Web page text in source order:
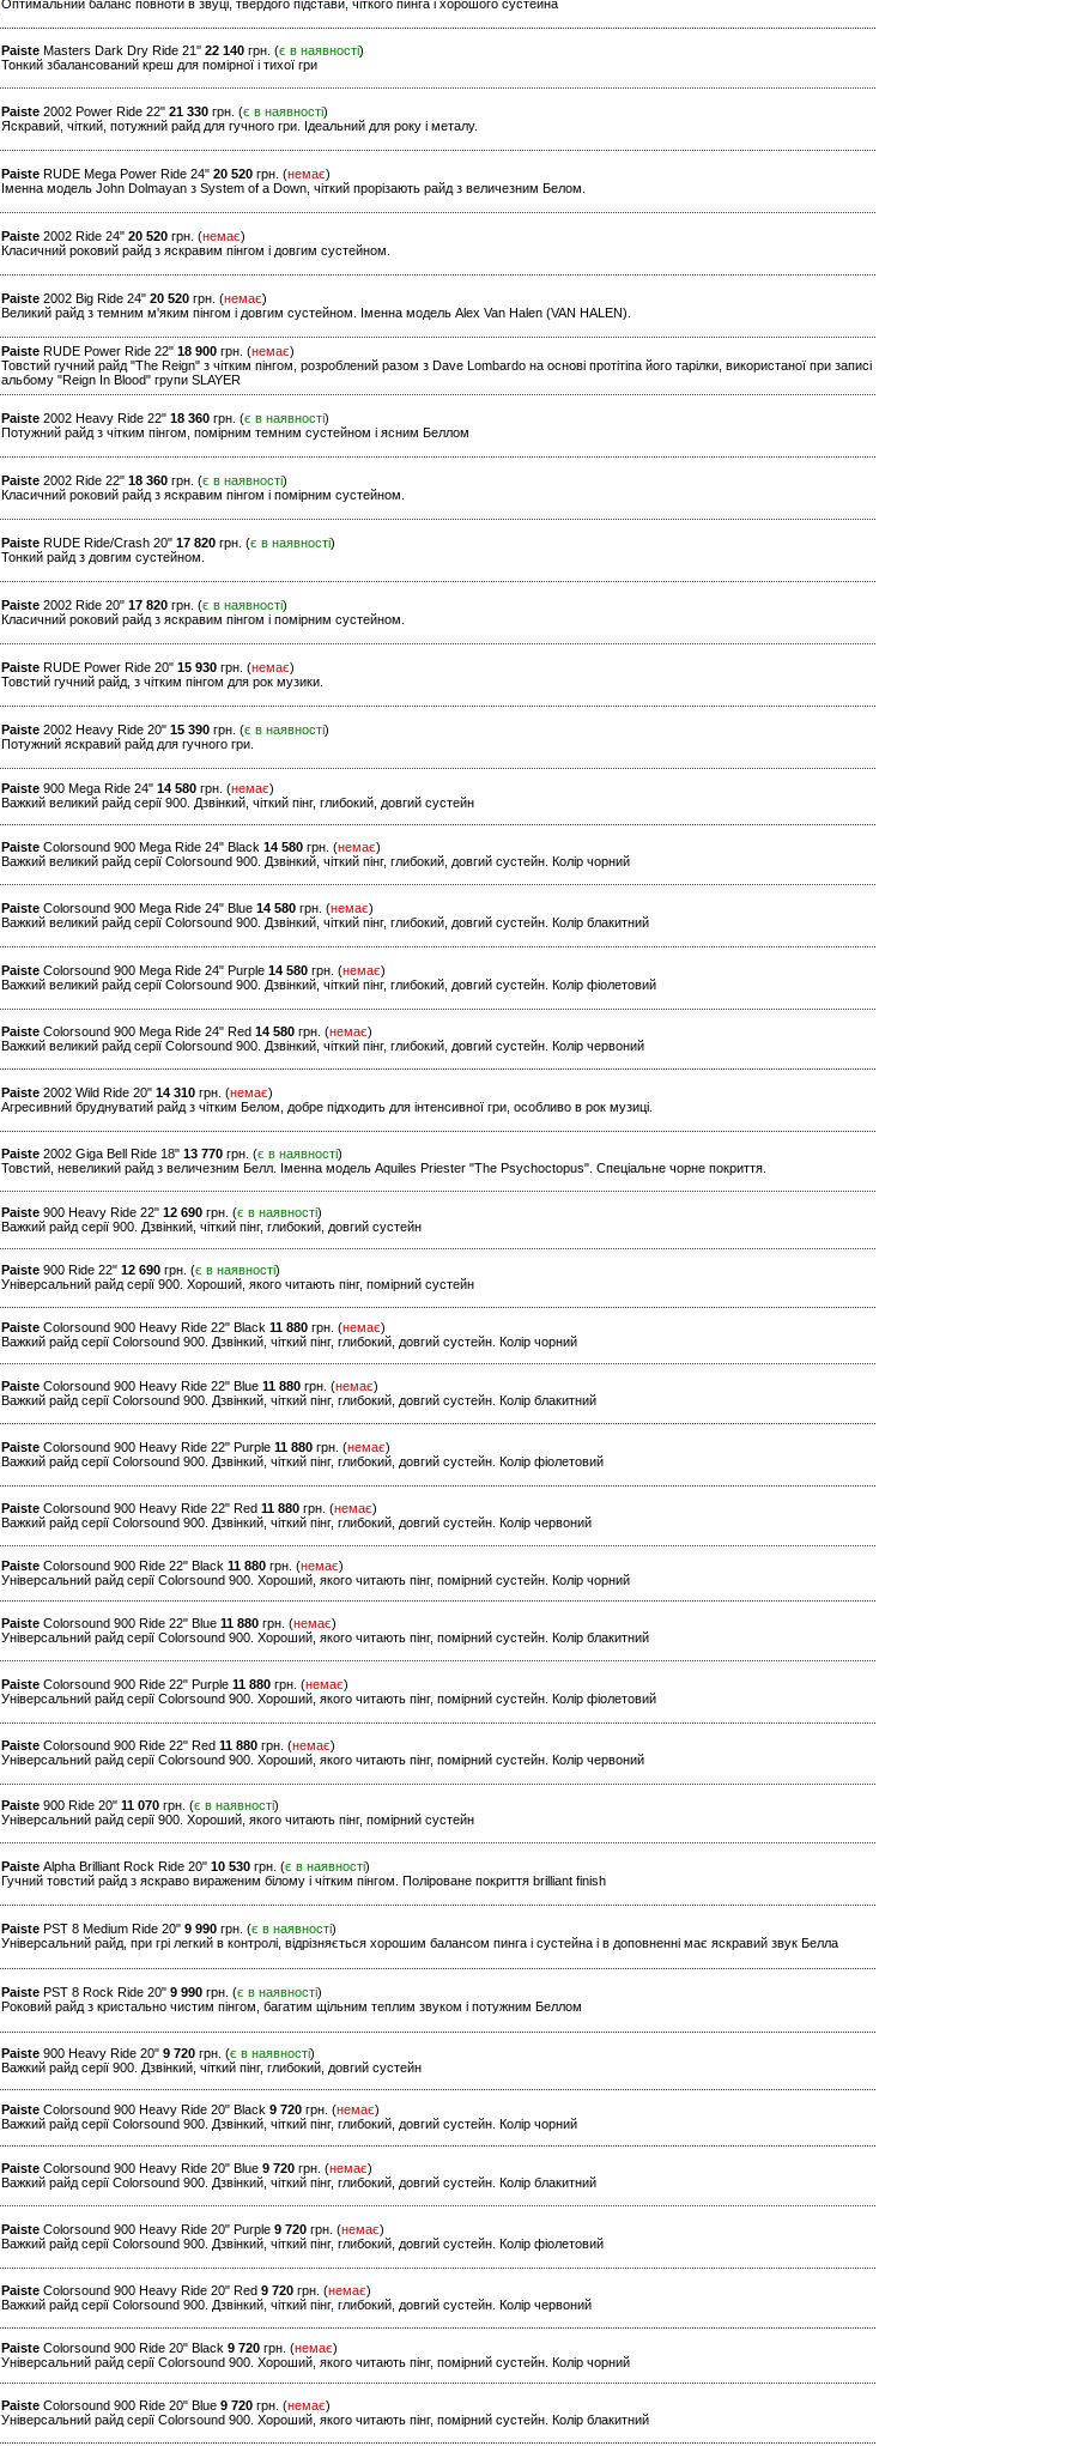
Оптимальний баланс повноти в звуці, твердого підстави, чіткого пинга і хорошого сустейна
Paiste Masters Dark Dry Ride 21'' 22 140 грн. (є в наявності)
Тонкий збалансований креш для помірної і тихої гри
Paiste 2002 Power Ride 22" 21 330 грн. (є в наявності)
Яскравий, чіткий, потужний райд для гучного гри. Ідеальний для року і металу.
Paiste RUDE Mega Power Ride 24" 20 520 грн. (немає)
Іменна модель John Dolmayan з System of a Down, чіткий прорізають райд з величезним Белом.
Paiste 2002 Ride 24" 20 520 грн. (немає)
Класичний роковий райд з яскравим пінгом і довгим сустейном.
Paiste 2002 Big Ride 24" 20 520 грн. (немає)
Великий райд з темним м'яким пінгом і довгим сустейном. Іменна модель Alex Van Halen (VAN HALEN).
Paiste RUDE Power Ride 22" 18 900 грн. (немає)
Товстий гучний райд "The Reign" з чітким пінгом, розроблений разом з Dave Lombardo на основі протітіпа його тарілки, використаної при записі
альбому "Reign In Blood" групи SLAYER
Paiste 2002 Heavy Ride 22" 18 360 грн. (є в наявності)
Потужний райд з чітким пінгом, помірним темним сустейном і ясним Беллом
Paiste 2002 Ride 22" 18 360 грн. (є в наявності)
Класичний роковий райд з яскравим пінгом і помірним сустейном.
Paiste RUDE Ride/Crash 20" 17 820 грн. (є в наявності)
Тонкий райд з довгим сустейном.
Paiste 2002 Ride 20" 17 820 грн. (є в наявності)
Класичний роковий райд з яскравим пінгом і помірним сустейном.
Paiste RUDE Power Ride 20" 15 930 грн. (немає)
Товстий гучний райд, з чітким пінгом для рок музики.
Paiste 2002 Heavy Ride 20" 15 390 грн. (є в наявності)
Потужний яскравий райд для гучного гри.
Paiste 900 Mega Ride 24" 14 580 грн. (немає)
Важкий великий райд серії 900. Дзвінкий, чіткий пінг, глибокий, довгий сустейн
Paiste Colorsound 900 Mega Ride 24" Black 14 580 грн. (немає)
Важкий великий райд серії Colorsound 900. Дзвінкий, чіткий пінг, глибокий, довгий сустейн. Колір чорний
Paiste Colorsound 900 Mega Ride 24" Blue 14 580 грн. (немає)
Важкий великий райд серії Colorsound 900. Дзвінкий, чіткий пінг, глибокий, довгий сустейн. Колір блакитний
Paiste Colorsound 900 Mega Ride 24" Purple 14 580 грн. (немає)
Важкий великий райд серії Colorsound 900. Дзвінкий, чіткий пінг, глибокий, довгий сустейн. Колір фіолетовий
Paiste Colorsound 900 Mega Ride 24" Red 14 580 грн. (немає)
Важкий великий райд серії Colorsound 900. Дзвінкий, чіткий пінг, глибокий, довгий сустейн. Колір червоний
Paiste 2002 Wild Ride 20" 14 310 грн. (немає)
Агресивний бруднуватий райд з чітким Белом, добре підходить для інтенсивної гри, особливо в рок музиці.
Paiste 2002 Giga Bell Ride 18" 13 770 грн. (є в наявності)
Товстий, невеликий райд з величезним Белл. Іменна модель Aquiles Priester "The Psychoctopus". Спеціальне чорне покриття.
Paiste 900 Heavy Ride 22" 12 690 грн. (є в наявності)
Важкий райд серії 900. Дзвінкий, чіткий пінг, глибокий, довгий сустейн
Paiste 900 Ride 22" 12 690 грн. (є в наявності)
Універсальний райд серії 900. Хороший, якого читають пінг, помірний сустейн
Paiste Colorsound 900 Heavy Ride 22" Black 11 880 грн. (немає)
Важкий райд серії Colorsound 900. Дзвінкий, чіткий пінг, глибокий, довгий сустейн. Колір чорний
Paiste Colorsound 900 Heavy Ride 22" Blue 11 880 грн. (немає)
Важкий райд серії Colorsound 900. Дзвінкий, чіткий пінг, глибокий, довгий сустейн. Колір блакитний
Paiste Colorsound 900 Heavy Ride 22" Purple 11 880 грн. (немає)
Важкий райд серії Colorsound 900. Дзвінкий, чіткий пінг, глибокий, довгий сустейн. Колір фіолетовий
Paiste Colorsound 900 Heavy Ride 22" Red 11 880 грн. (немає)
Важкий райд серії Colorsound 900. Дзвінкий, чіткий пінг, глибокий, довгий сустейн. Колір червоний
Paiste Colorsound 900 Ride 22" Black 11 880 грн. (немає)
Універсальний райд серії Colorsound 900. Хороший, якого читають пінг, помірний сустейн. Колір чорний
Paiste Colorsound 900 Ride 22" Blue 11 880 грн. (немає)
Універсальний райд серії Colorsound 900. Хороший, якого читають пінг, помірний сустейн. Колір блакитний
Paiste Colorsound 900 Ride 22" Purple 11 880 грн. (немає)
Універсальний райд серії Colorsound 900. Хороший, якого читають пінг, помірний сустейн. Колір фіолетовий
Paiste Colorsound 900 Ride 22" Red 11 880 грн. (немає)
Універсальний райд серії Colorsound 900. Хороший, якого читають пінг, помірний сустейн. Колір червоний
Paiste 900 Ride 20" 11 070 грн. (є в наявності)
Універсальний райд серії 900. Хороший, якого читають пінг, помірний сустейн
Paiste Alpha Brilliant Rock Ride 20" 10 530 грн. (є в наявності)
Гучний товстий райд з яскраво вираженим білому і чітким пінгом. Поліроване покриття brilliant finish
Paiste PST 8 Medium Ride 20" 9 990 грн. (є в наявності)
Універсальний райд, при грі легкий в контролі, відрізняється хорошим балансом пинга і сустейна і в доповненні має яскравий звук Белла
Paiste PST 8 Rock Ride 20" 9 990 грн. (є в наявності)
Роковий райд з кристально чистим пінгом, багатим щільним теплим звуком і потужним Беллом
Paiste 900 Heavy Ride 20" 9 720 грн. (є в наявності)
Важкий райд серії 900. Дзвінкий, чіткий пінг, глибокий, довгий сустейн
Paiste Colorsound 900 Heavy Ride 20" Black 9 720 грн. (немає)
Важкий райд серії Colorsound 900. Дзвінкий, чіткий пінг, глибокий, довгий сустейн. Колір чорний
Paiste Colorsound 900 Heavy Ride 20" Blue 9 720 грн. (немає)
Важкий райд серії Colorsound 900. Дзвінкий, чіткий пінг, глибокий, довгий сустейн. Колір блакитний
Paiste Colorsound 900 Heavy Ride 20" Purple 9 720 грн. (немає)
Важкий райд серії Colorsound 900. Дзвінкий, чіткий пінг, глибокий, довгий сустейн. Колір фіолетовий
Paiste Colorsound 900 Heavy Ride 20" Red 9 720 грн. (немає)
Важкий райд серії Colorsound 900. Дзвінкий, чіткий пінг, глибокий, довгий сустейн. Колір червоний
Paiste Colorsound 900 Ride 20" Black 9 720 грн. (немає)
Універсальний райд серії Colorsound 900. Хороший, якого читають пінг, помірний сустейн. Колір чорний
Paiste Colorsound 900 Ride 20" Blue 9 720 грн. (немає)
Універсальний райд серії Colorsound 900. Хороший, якого читають пінг, помірний сустейн. Колір блакитний